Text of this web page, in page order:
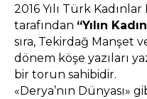
2016 Yılı Türk
tarafından “Yılın
sıra, Tekirdağ Manşet
dönem köşe yazıları
bir torun sahibidir.
«Derya’nın Dünyası»